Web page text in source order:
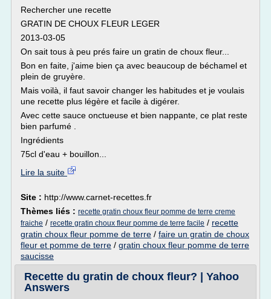
Rechercher une recette
GRATIN DE CHOUX FLEUR LEGER
2013-03-05
On sait tous à peu prés faire un gratin de choux fleur...
Bon en faite, j'aime bien ça avec beaucoup de béchamel et
plein de gruyère.
Mais voilà, il faut savoir changer les habitudes et je voulais
une recette plus légère et facile à digérer.
Avec cette sauce onctueuse et bien nappante, ce plat reste
bien parfumé .
Ingrédients
75cl d'eau + bouillon...
Lire la suite
Site : http://www.carnet-recettes.fr
Thèmes liés : recette gratin choux fleur pomme de terre creme
fraiche / recette gratin choux fleur pomme de terre facile / recette
gratin choux fleur pomme de terre / faire un gratin de choux
fleur et pomme de terre / gratin choux fleur pomme de terre
saucisse
Recette du gratin de choux fleur? | Yahoo
Answers